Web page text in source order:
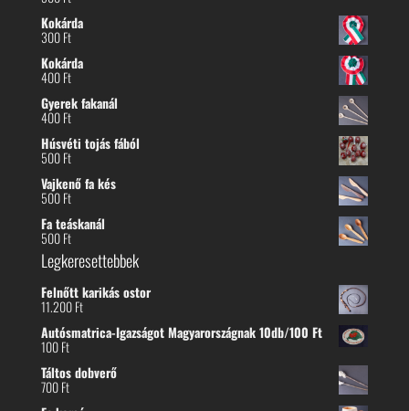
Kokárda
300Ft
Kokárda
400Ft
Gyerek fakanál
400Ft
Húsvéti tojás fából
500Ft
Vajkenő fa kés
500Ft
Fa teáskanál
500Ft
Legkeresettebbek
Felnőtt karikás ostor
11.200Ft
Autósmatrica-Igazságot Magyarországnak 10db/100 Ft
100Ft
Táltos dobverő
700Ft